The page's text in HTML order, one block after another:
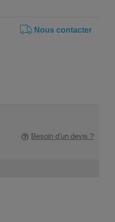
Nous contacter
Besoin d’un devis ?